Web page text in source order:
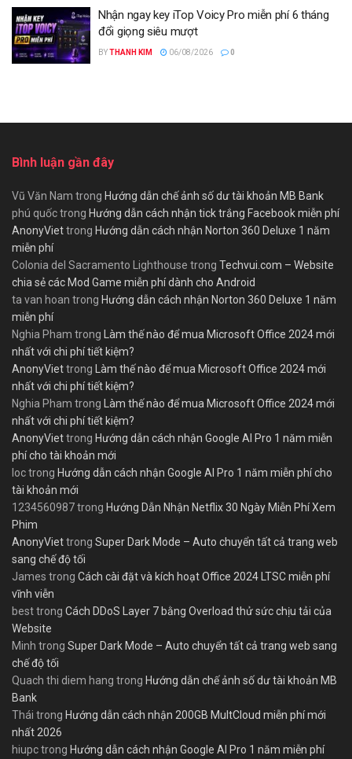
Nhận ngay key iTop Voicy Pro miễn phí 6 tháng
đổi giọng siêu mượt
BYTHANH KIM 06/08/2026 0
Bình luận gần đây
Vũ Văn Nam trong Hướng dẫn chế ảnh số dư tài khoản MB Bank
phú quốctrong Hướng dẫn cách nhận tick trắng Facebook miễn phí
AnonyViettrong Hướng dẫn cách nhận Norton 360 Deluxe 1 năm
miễn phí
Colonia del Sacramento Lighthouse trong Techvui.com – Website
chia sẻ các Mod Game miễn phí dành cho Android
ta van hoan trong Hướng dẫn cách nhận Norton 360 Deluxe 1 năm
miễn phí
Nghia Pham trong Làm thế nào để mua Microsoft Office 2024 mới
nhất với chi phí tiết kiệm?
AnonyViettrong Làm thế nào để mua Microsoft Office 2024 mới
nhất với chi phí tiết kiệm?
Nghia Pham trong Làm thế nào để mua Microsoft Office 2024 mới
nhất với chi phí tiết kiệm?
AnonyViettrong Hướng dẫn cách nhận Google AI Pro 1 năm miễn
phí cho tài khoản mới
loctrong Hướng dẫn cách nhận Google AI Pro 1 năm miễn phí cho
tài khoản mới
1234560987trong Hướng Dẫn Nhận Netflix 30 Ngày Miễn Phí Xem
Phim
AnonyViettrong Super Dark Mode – Auto chuyển tất cả trang web
sang chế độ tối
James trong Cách cài đặt và kích hoạt Office 2024 LTSC miễn phí
vĩnh viễn
besttrong Cách DDoS Layer 7 bằng Overload thử sức chịu tải của
Website
Minh trong Super Dark Mode – Auto chuyển tất cả trang web sang
chế độ tối
Quach thi diem hang trong Hướng dẫn chế ảnh số dư tài khoản MB
Bank
Thái trong Hướng dẫn cách nhận 200GB MultCloud miễn phí mới
nhất 2026
hiupctrong Hướng dẫn cách nhận Google AI Pro 1 năm miễn phí